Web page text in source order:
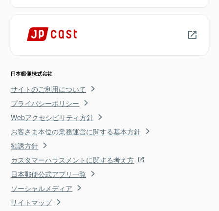
サイトのご利用について
プライバシーポリシー
Webアクセシビリティ方針
お客さま本位の業務運営に関する基本方針
勧誘方針
カスタマーハラスメントに関する考え方
日本郵便公式アプリ一覧
ソーシャルメディア
サイトマップ